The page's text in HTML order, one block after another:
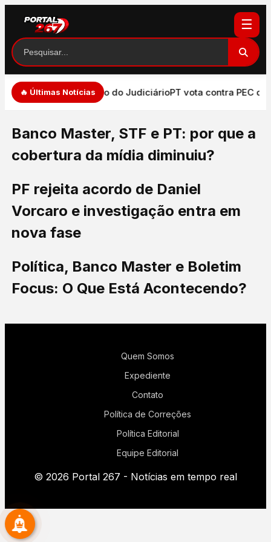
☰
🔥 Últimas Notícias
expressão e atuação do JudiciárioPT vota contra PEC
Banco Master, STF e PT: por que a
cobertura da mídia diminuiu?
PF rejeita acordo de Daniel
Vorcaro e investigação entra em
nova fase
Política, Banco Master e Boletim
Focus: O Que Está Acontecendo?
Quem Somos
Expediente
Contato
Política de Correções
Política Editorial
Equipe Editorial
© 2026 Portal 267 - Notícias em tempo real